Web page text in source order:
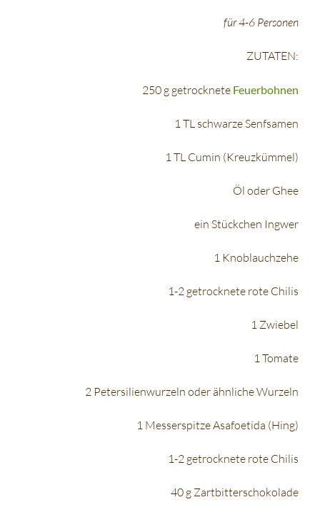
für 4-6 Personen
ZUTATEN:
250 g getrocknete Feuerbohnen
1 TL schwarze Senfsamen
1 TL Cumin (Kreuzkümmel)
Öl oder Ghee
ein Stückchen Ingwer
1 Knoblauchzehe
1-2 getrocknete rote Chilis
1 Zwiebel
1 Tomate
2 Petersilienwurzeln oder ähnliche Wurzeln
1 Messerspitze Asafoetida (Hing)
1-2 getrocknete rote Chilis
40 g Zartbitterschokolade